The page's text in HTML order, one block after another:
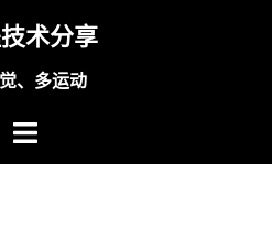
术分享
、多运动